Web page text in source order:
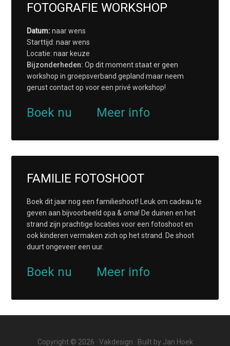
FOTOGRAFIE WORKSHOP
Datum:naar wens
Starttijd: naar wens
Locatie: naar keuze
Bijzonderheden: Op dit moment staat er geen
workshop in groepsverband gepland maar neem
gerust contact op voor een privé workshop!
Boek nu Meer info
FAMILIE FOTOSHOOT
Boek dit jaar nog een familieshoot! Leuk om cadeau te
geven aan bijvoorbeeld opa & oma! De duinen en het
strand zijn prachtige locaties voor een fotoshoot en
ook kinderen vermaken zich op het strand. De shoot
duurt ongeveer een uur.
Boek nu Meer info
Copyright © 2026 · Vakdesign · Built by Jan Hoek